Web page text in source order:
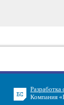
Разработка
Компания